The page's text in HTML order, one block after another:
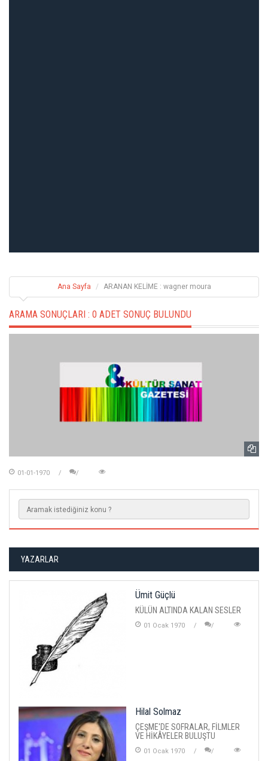
Ana Sayfa ARANAN KELİME : wagner moura
ARAMA SONUÇLARI : 0 ADET SONUÇ BULUNDU
01-01-1970
YAZARLAR
Ümit Güçlü
KÜLÜN ALTINDA KALAN SESLER
01 Ocak 1970
Hilal Solmaz
ÇEŞME'DE SOFRALAR, FİLMLER
VE HİKÂYELER BULUŞTU
01 Ocak 1970